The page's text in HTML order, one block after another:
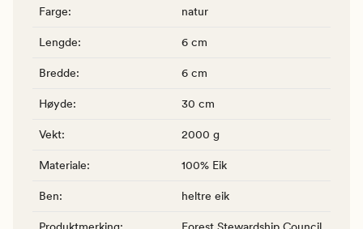
Farge: natur
Lengde: 6 cm
Bredde: 6 cm
Høyde: 30 cm
Vekt: 2000 g
Materiale: 100% Eik
Ben: heltre eik
Produktmerking: Forest Stewardship Council